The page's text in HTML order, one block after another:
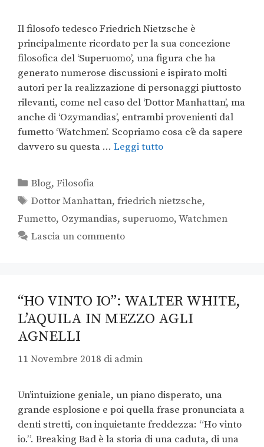
Il filosofo tedesco Friedrich Nietzsche è
principalmente ricordato per la sua concezione
filosofica del ‘Superuomo’, una figura che ha
generato numerose discussioni e ispirato molti
autori per la realizzazione di personaggi piuttosto
rilevanti, come nel caso del ‘Dottor Manhattan’, ma
anche di ‘Ozymandias’, entrambi provenienti dal
fumetto ‘Watchmen’. Scopriamo cosa c’è da sapere
davvero su questa … Leggi tutto
Blog,Filosofia
Dottor Manhattan,friedrich nietzsche,
Fumetto, Ozymandias, superuomo,Watchmen
Lascia un commento
“HO VINTO IO”: WALTER WHITE,
L’AQUILA IN MEZZO AGLI
AGNELLI
11 Novembre 2018 di admin
Un’intuizione geniale, un piano disperato, una
grande esplosione e poi quella frase pronunciata a
denti stretti, con inquietante freddezza: “Ho vinto
io.”. Breaking Bad è la storia di una caduta, di una